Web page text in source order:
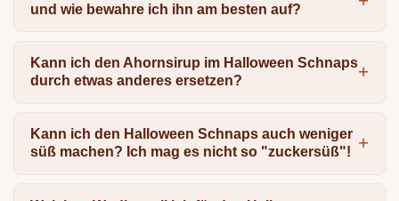
und wie bewahre ich ihn am besten auf?
Kann ich den Ahornsirup im Halloween Schnaps
durch etwas anderes ersetzen?
Kann ich den Halloween Schnaps auch weniger
süß machen? Ich mag es nicht so "zuckersüß"!